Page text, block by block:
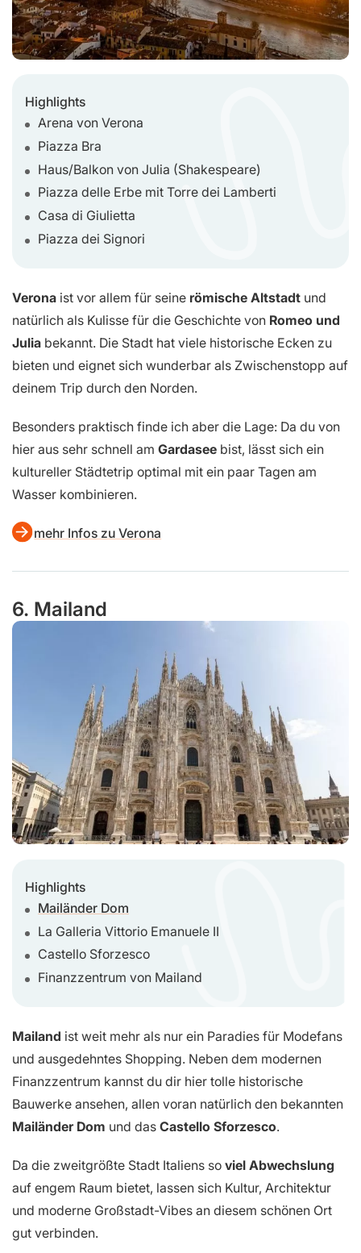
Highlights
Arena von Verona
Piazza Bra
Haus/Balkon von Julia (Shakespeare)
Piazza delle Erbe mit Torre dei Lamberti
Casa di Giulietta
Piazza dei Signori
Verona ist vor allem für seine römische Altstadt und
natürlich als Kulisse für die Geschichte von Romeo und
Julia bekannt. Die Stadt hat viele historische Ecken zu
bieten und eignet sich wunderbar als Zwischenstopp auf
deinem Trip durch den Norden.
Besonders praktisch finde ich aber die Lage: Da du von
hier aus sehr schnell am Gardasee bist, lässt sich ein
kultureller Städtetrip optimal mit ein paar Tagen am
Wasser kombinieren.
mehr Infos zu Verona
6. Mailand
Highlights
Mailänder Dom
La Galleria Vittorio Emanuele II
Castello Sforzesco
Finanzzentrum von Mailand
Mailand ist weit mehr als nur ein Paradies für Modefans
und ausgedehntes Shopping. Neben dem modernen
Finanzzentrum kannst du dir hier tolle historische
Bauwerke ansehen, allen voran natürlich den bekannten
Mailänder Dom und das Castello Sforzesco.
Da die zweitgrößte Stadt Italiens so viel Abwechslung
auf engem Raum bietet, lassen sich Kultur, Architektur
und moderne Großstadt-Vibes an diesem schönen Ort
gut verbinden.